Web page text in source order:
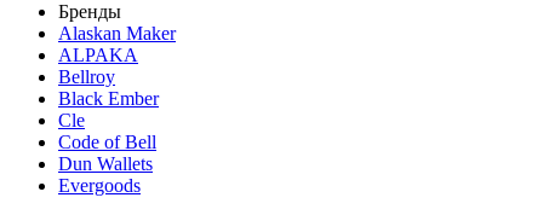
Бренды
Alaskan Maker
ALPAKA
Bellroy
Black Ember
Cle
Code of Bell
Dun Wallets
Evergoods